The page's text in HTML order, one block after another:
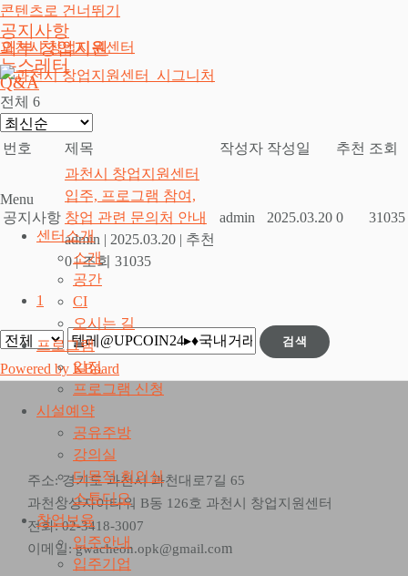
콘텐츠로 건너뛰기
과천시 창업지원센터
Menu
센터소개
소개
공간
CI
오시는 길
프로그램
일정
프로그램 신청
시설예약
공유주방
강의실
다목적 회의실
스튜디오
창업보육
입주안내
입주기업
공지사항
외부 창업지원
뉴스레터
Q&A
전체 6
번호 제목 작성자 작성일 추천 조회
공지사항
과천시 창업지원센터
입주, 프로그램 참여,
창업 관련 문의처 안내
admin | 2025.03.20 | 추천
0 | 조회 31035
admin 2025.03.20 0 31035
1
검색
Powered by KBoard
주소: 경기도 과천시 과천대로7길 65
과천상상자이타워 B동 126호 과천시 창업지원센터
전화: 02-3418-3007
이메일: gwacheon.opk@gmail.com